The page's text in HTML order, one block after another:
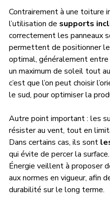
Contrairement à une toiture
l’utilisation de supports
correctement les panneaux
permettent de positionner
optimal, généralement entre
un maximum de soleil tout
c’est que l’on peut choisir
le sud, pour optimiser la
Autre point important : les
résister au vent, tout en
Dans certains cas, ils sont
qui évite de percer la
Énergie veillent à proposer
aux normes en vigueur, afin
durabilité sur le long terme.